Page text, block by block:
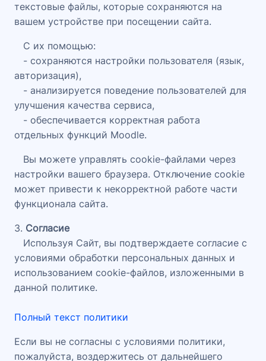
текстовые файлы, которые сохраняются на
вашем устройстве при посещении сайта.
С их помощью:
- сохраняются настройки пользователя (язык,
авторизация),
- анализируется поведение пользователей для
улучшения качества сервиса,
- обеспечивается корректная работа
отдельных функций Moodle.
Вы можете управлять cookie-файлами через
настройки вашего браузера. Отключение cookie
может привести к некорректной работе части
функционала сайта.
3. Согласие
Используя Сайт, вы подтверждаете согласие с
условиями обработки персональных данных и
использованием cookie-файлов, изложенными в
данной политике.
Полный текст политики
Если вы не согласны с условиями политики,
пожалуйста, воздержитесь от дальнейшего